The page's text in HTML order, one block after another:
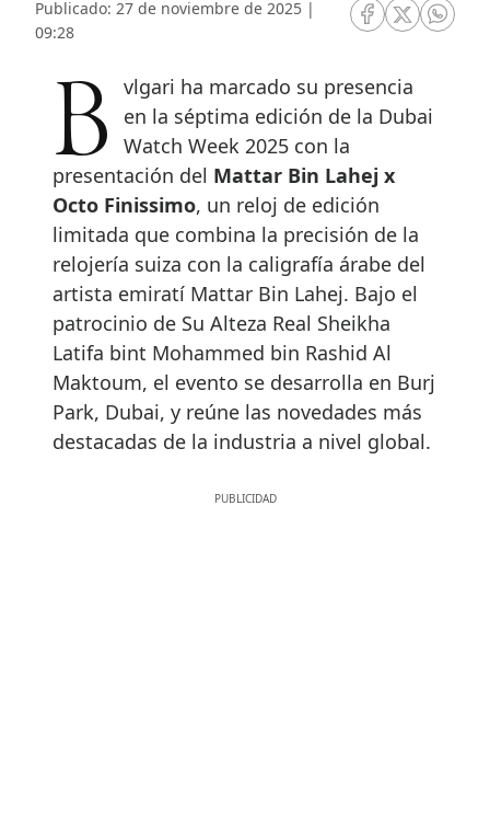
Publicado: 27 de noviembre de 2025 |
09:28
RRSS Facebook
RRSSRRSS
Bvlgari ha marcado su presencia
en la séptima edición de la Dubai
Watch Week 2025 con la
presentación del Mattar Bin Lahej x
Octo Finissimo, un reloj de edición
limitada que combina la precisión de la
relojería suiza con la caligrafía árabe del
artista emiratí Mattar Bin Lahej. Bajo el
patrocinio de Su Alteza Real Sheikha
Latifa bint Mohammed bin Rashid Al
Maktoum, el evento se desarrolla en Burj
Park, Dubai, y reúne las novedades más
destacadas de la industria a nivel global.